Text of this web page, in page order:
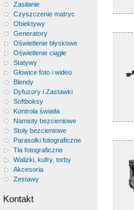
Zasilanie
Czyszczenie matryc
Obiektywy
Generatory
Oświetlenie błyskowe
Oświetlenie ciągłe
Statywy
Głowice foto i wideo
Blendy
Dyfuzory i Zastawki
Softboksy
Kontrola światła
Namioty bezcieniowe
Stoły bezcieniowe
Parasolki fotograficzne
Tła fotograficzne
Walizki, kufry, torby
Akcesoria
Zestawy
Kontakt